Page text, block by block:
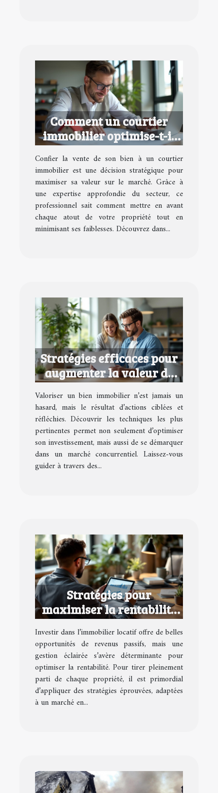
Comment un courtier
immobilier optimise-t-il
la valeur de votre
propriété?
Confier la vente de son bien à un courtier
immobilier est une décision stratégique pour
maximiser sa valeur sur le marché. Grâce à
une expertise approfondie du secteur, ce
professionnel sait comment mettre en avant
chaque atout de votre propriété tout en
minimisant ses faiblesses. Découvrez dans...
Stratégies efficaces pour
augmenter la valeur de
votre bien immobilier
Valoriser un bien immobilier n’est jamais un
hasard, mais le résultat d’actions ciblées et
réfléchies. Découvrir les techniques les plus
pertinentes permet non seulement d’optimiser
son investissement, mais aussi de se démarquer
dans un marché concurrentiel. Laissez-vous
guider à travers des...
Stratégies pour
maximiser la rentabilité
de vos biens locatifs
Investir dans l’immobilier locatif offre de belles
opportunités de revenus passifs, mais une
gestion éclairée s’avère déterminante pour
optimiser la rentabilité. Pour tirer pleinement
parti de chaque propriété, il est primordial
d’appliquer des stratégies éprouvées, adaptées
à un marché en...